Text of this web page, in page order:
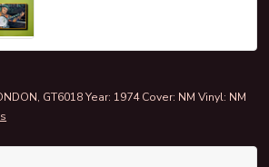
GT6018 Year: 1974 Cover: NM Vinyl: NM